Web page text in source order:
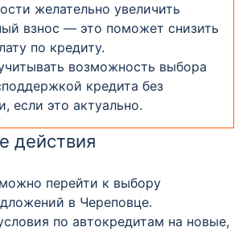
желательно увеличить
взнос — это поможет снизить
по кредиту.
возможность выбора
кредита без
если это актуально.
действия
перейти к выбору
в Череповце.
по автокредитам на новые,